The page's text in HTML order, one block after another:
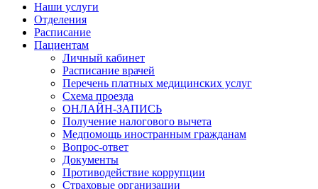
Наши услуги
Отделения
Расписание
Пациентам
Личный кабинет
Расписание врачей
Перечень платных медицинских услуг
Схема проезда
ОНЛАЙН-ЗАПИСЬ
Получение налогового вычета
Медпомощь иностранным гражданам
Вопрос-ответ
Документы
Противодействие коррупции
Страховые организации